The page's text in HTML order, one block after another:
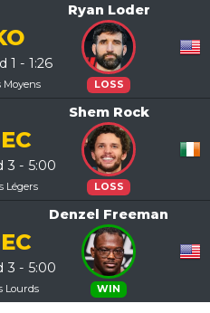
Ryan Loder
LOSS
1 - 1:26
Moyens
Shem Rock
LOSS
3 - 5:00
Légers
Denzel Freeman
WIN
3 - 5:00
Lourds